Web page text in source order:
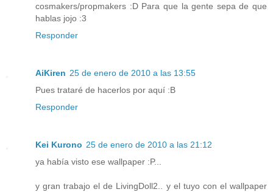
cosmakers/propmakers :D Para que la gente sepa de que
hablas jojo :3
Responder
AiKiren 25 de enero de 2010 a las 13:55
Pues trataré de hacerlos por aquí :B
Responder
Kei Kurono 25 de enero de 2010 a las 21:12
ya había visto ese wallpaper :P...
y gran trabajo el de LivingDoll2.. y el tuyo con el wallpaper